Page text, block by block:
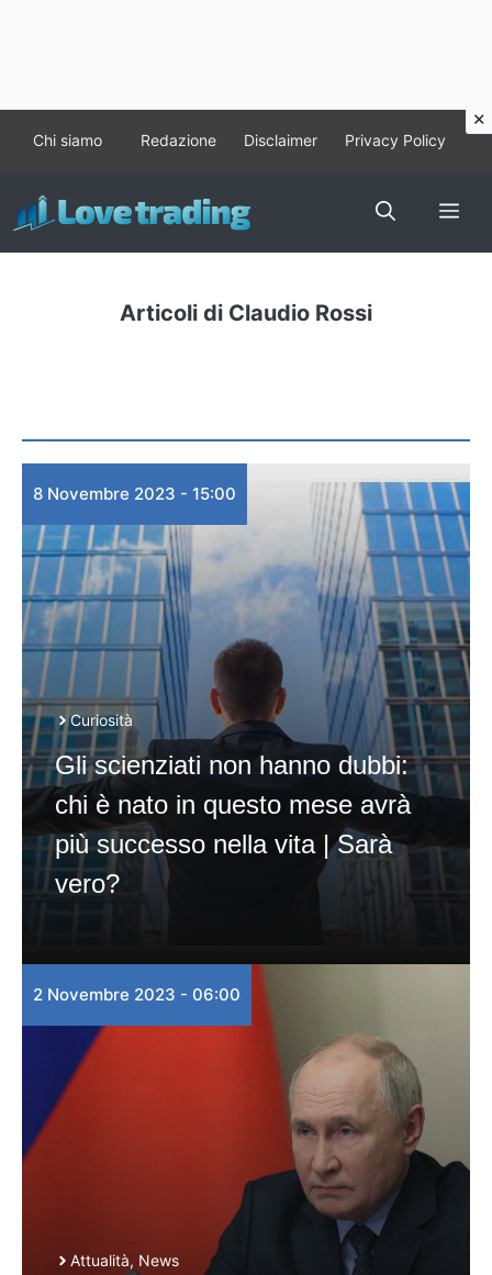
contenuto
Chi siamo Redazione Disclaimer Privacy Policy
Articoli di Claudio Rossi
8 Novembre 2023 - 15:00
Curiosità
Gli scienziati non hanno dubbi:
chi è nato in questo mese avrà
più successo nella vita | Sarà
vero?
2 Novembre 2023 - 06:00
Attualità, News